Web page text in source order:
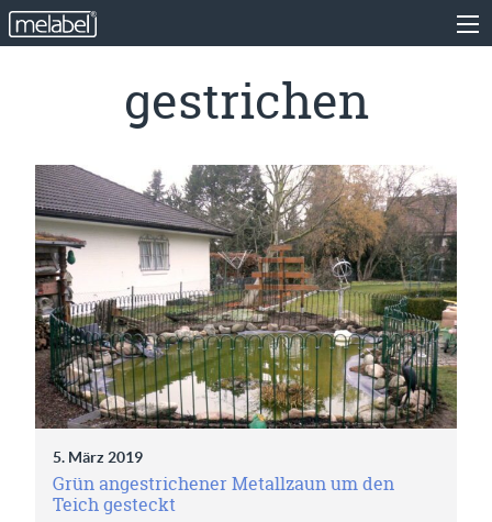
gestrichen
5. März 2019
Grün angestrichener Metallzaun um den
Teich gesteckt